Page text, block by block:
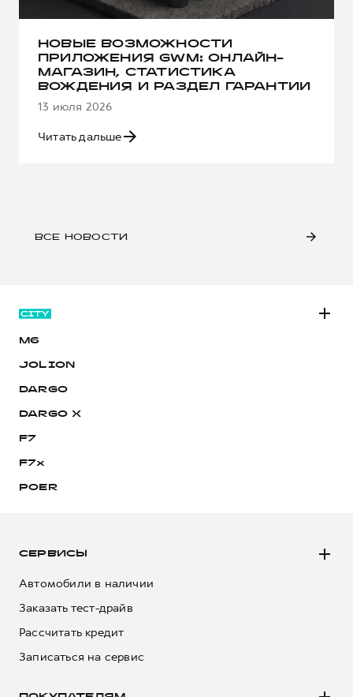
НОВЫЕ ВОЗМОЖНОСТИ
ПРИЛОЖЕНИЯ GWM: ОНЛАЙН-
МАГАЗИН, СТАТИСТИКА
ВОЖДЕНИЯ И РАЗДЕЛ ГАРАНТИИ
13 июля 2026
Читать дальше
ВСЕ НОВОСТИ
M6
JOLION
DARGO
DARGO Х
F7
F7x
POER
СЕРВИСЫ
Автомобили в наличии
Заказать тест-драйв
Рассчитать кредит
Записаться на сервис